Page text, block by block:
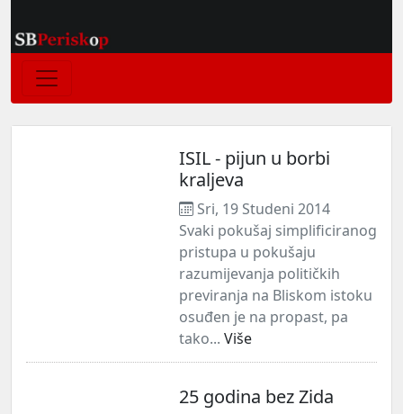
ISIL - pijun u borbi
kraljeva
Sri, 19 Studeni 2014
Svaki pokušaj simplificiranog
pristupa u pokušaju
razumijevanja političkih
previranja na Bliskom istoku
osuđen je na propast, pa
tako... Više
25 godina bez Zida